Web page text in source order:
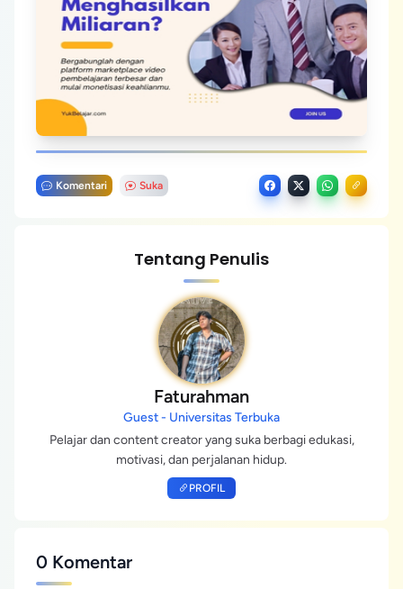
Komentari Suka
Tentang Penulis
Faturahman
Guest - Universitas Terbuka
Pelajar dan content creator yang suka berbagi edukasi,
motivasi, dan perjalanan hidup.
PROFIL
0 Komentar